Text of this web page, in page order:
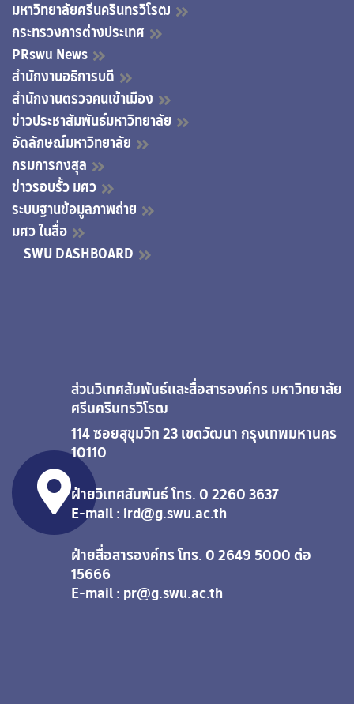
มหาวิทยาลัยศรีนครินทรวิโรฒ
กระทรวงการต่างประเทศ
PRswu News
สำนักงานอธิการบดี
สำนักงานตรวจคนเข้าเมือง
ข่าวประชาสัมพันธ์มหาวิทยาลัย
อัตลักษณ์มหาวิทยาลัย
กรมการกงสุล
ข่าวรอบรั้ว มศว
ระบบฐานข้อมูลภาพถ่าย
มศว ในสื่อ
SWU DASHBOARD
ส่วนวิเทศสัมพันธ์และสื่อสารองค์กร มหาวิทยาลัย
ศรีนครินทรวิโรฒ
114 ซอยสุขุมวิท 23 เขตวัฒนา กรุงเทพมหานคร
10110
ฝ่ายวิเทศสัมพันธ์ โทร. 0 2260 3637
E-mail : ird@g.swu.ac.th
ฝ่ายสื่อสารองค์กร โทร. 0 2649 5000 ต่อ
15666
E-mail : pr@g.swu.ac.th